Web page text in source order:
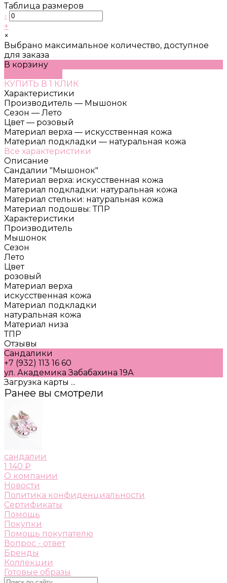
Таблица размеров
-
+
×
Выбрано максимальное количество, доступное
для заказа
В корзину
КУПИТЬ В 1 КЛИК
Характеристики
Производитель — Мышонок
Сезон — Лето
Цвет — розовый
Материал верха — искусственная кожа
Материал подкладки — натуральная кожа
Все характеристики
Описание
Сандалии "Мышонок"
Материал верха: искусственная кожа
Материал подкладки: натуральная кожа
Материал стельки: натуральная кожа
Материал подошвы: ТПР
Характеристики
Производитель
Мышонок
Сезон
Лето
Цвет
розовый
Материал верха
искусственная кожа
Материал подкладки
натуральная кожа
Материал низа
ТПР
Отзывы
Сандалики
+7 (932) 113 16 60
ул. Академика Забабахина 19А
Загрузка карты ...
Ранее вы смотрели
сандалии
1 140 ₽
О компании
Новости
Политика конфиденциальности
Сертификаты
Помощь
Покупки
Помощь покупателю
Вопрос - ответ
Бренды
Коллекции
Готовые образы